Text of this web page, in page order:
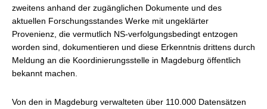
zweitens anhand der zugänglichen Dokumente und des
aktuellen Forschungsstandes Werke mit ungeklärter
Provenienz, die vermutlich NS-verfolgungsbedingt entzogen
worden sind, dokumentieren und diese Erkenntnis drittens durch
Meldung an die Koordinierungsstelle in Magdeburg öffentlich
bekannt machen.
Von den in Magdeburg verwalteten über 110.000 Datensätzen